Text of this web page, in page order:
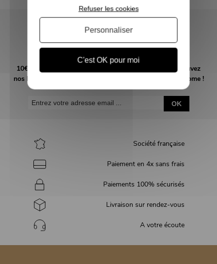
NEWSLETTER
Inscrivez-vous et recevez nos bons plans
10€ offerts en vous abonnant à notre newsletter! Retrouvez
nos bons plans et suivez l'actualité tendance déco MMHome !
OK
Société française
Paiement en 4x sans frais
Paiements 100% sécurisés
Livraison sur rendez-vous
A votre écoute
C'est OK pour moi
Refuser les cookies
Personnaliser